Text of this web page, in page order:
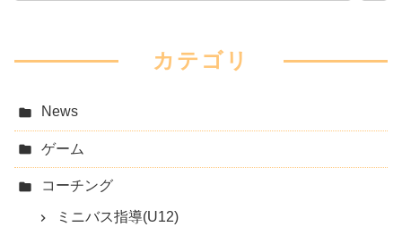
カテゴリ
News
ゲーム
コーチング
ミニバス指導(U12)